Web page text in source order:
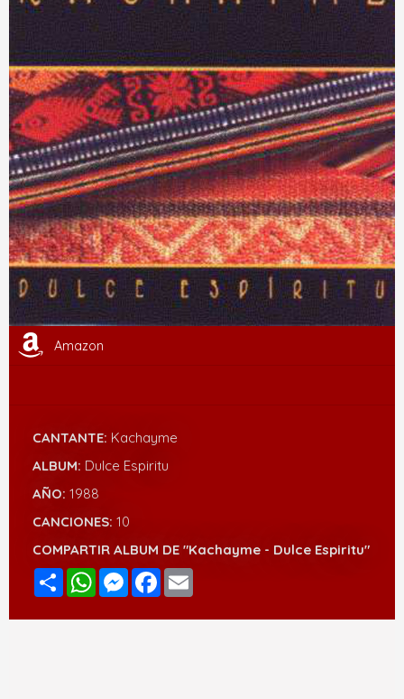
Amazon
CANTANTE: Kachayme
ALBUM: Dulce Espiritu
AÑO: 1988
CANCIONES: 10
COMPARTIR ALBUM DE "Kachayme - Dulce Espiritu"
Compartir
WhatsAppMessenger
Facebook